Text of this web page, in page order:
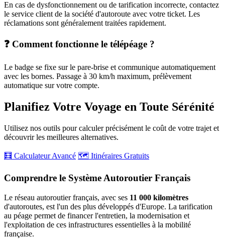
En cas de dysfonctionnement ou de tarification incorrecte, contactez
le service client de la société d'autoroute avec votre ticket. Les
réclamations sont généralement traitées rapidement.
❓ Comment fonctionne le télépéage ?
Le badge se fixe sur le pare-brise et communique automatiquement
avec les bornes. Passage à 30 km/h maximum, prélèvement
automatique sur votre compte.
Planifiez Votre Voyage en Toute Sérénité
Utilisez nos outils pour calculer précisément le coût de votre trajet et
découvrir les meilleures alternatives.
🧮 Calculateur Avancé 🗺️ Itinéraires Gratuits
Comprendre le Système Autoroutier Français
Le réseau autoroutier français, avec ses 11 000 kilomètres
d'autoroutes, est l'un des plus développés d'Europe. La tarification
au péage permet de financer l'entretien, la modernisation et
l'exploitation de ces infrastructures essentielles à la mobilité
française.